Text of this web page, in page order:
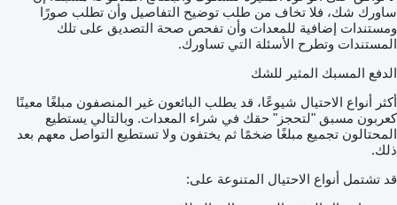
ساورك شك، فلا تخاف من طلب توضيح التفاصيل وأن تطلب صورًا
ومستندات إضافية للمعدات وأن تفحص صحة التصديق على تلك
المستندات وتطرح الأسئلة التي تساورك.
الدفع المسبك المثير للشك
أكثر أنواع الاحتيال شيوعًا، قد يطلب البائعون غير المنصفون مبلغًا معينًا
كعربون مسبق "لتحجز" حقك في شراء المعدات. وبالتالي يستطيع
المحتالون تجميع مبلغًا ضخمًا ثم يختفون ولا تستطيع التواصل معهم بعد
ذلك.
قد تشتمل أنواع الاحتيال المتنوعة على: